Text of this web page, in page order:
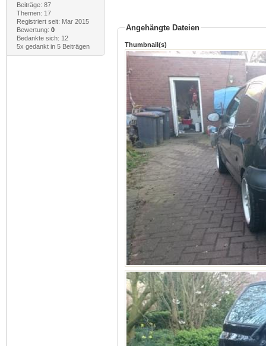
Beiträge: 87
Themen: 17
Registriert seit: Mar 2015
Bewertung: 0
Bedankte sich: 12
5x gedankt in 5 Beiträgen
Angehängte Dateien
Thumbnail(s)